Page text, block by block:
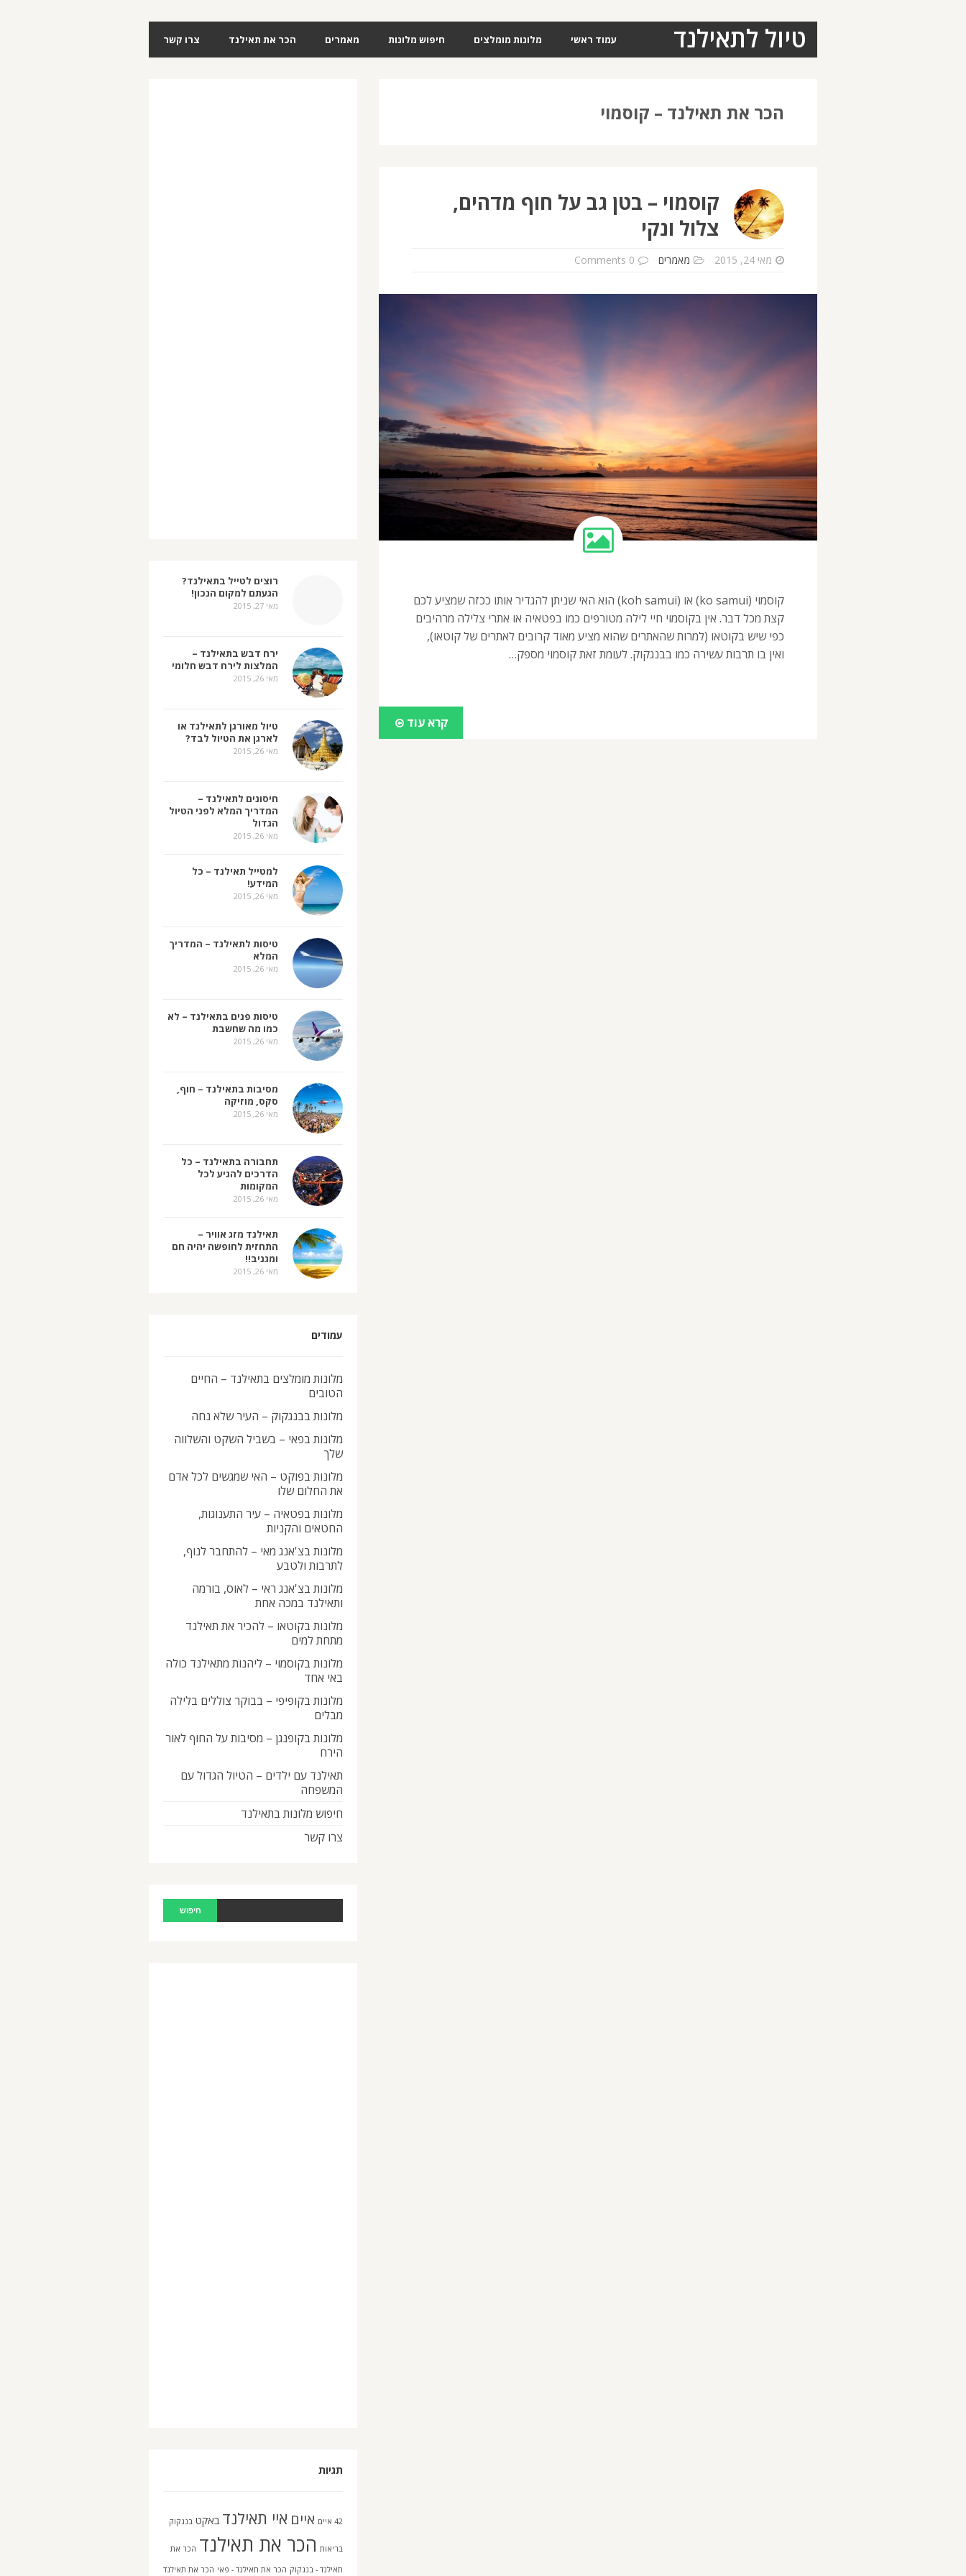
טיול לתאילנד עמוד ראשי מלונות מומלצים חיפוש מלונות מאמרים הכר את תאילנד צרו קשר
הכר את תאילנד – קוסמוי
קוסמוי – בטן גב על חוף מדהים,
צלול ונקי
מאי 24, 2015 מאמרים 0 Comments
קוסמוי (ko samui) או (koh samui) הוא האי שניתן להגדיר אותו ככזה שמציע לכם
קצת מכל דבר. אין בקוסמוי חיי לילה מטורפים כמו בפטאיה או אתרי צלילה מרהיבים
כפי שיש בקוטאו (למרות שהאתרים שהוא מציע מאוד קרובים לאתרים של קוטאו),
ואין בו תרבות עשירה כמו בבנגקוק. לעומת זאת קוסמוי מספק…
קרא עוד
רוצים לטייל בתאילנד?
הגעתם למקום הנכון!
מאי 27, 2015
ירח דבש בתאילנד –
המלצות לירח דבש חלומי
מאי 26, 2015
טיול מאורגן לתאילנד או
לארגן את הטיול לבד?
מאי 26, 2015
חיסונים לתאילנד –
המדריך המלא לפני הטיול
הגדול
מאי 26, 2015
למטייל תאילנד – כל
המידע!
מאי 26, 2015
טיסות לתאילנד – המדריך
המלא
מאי 26, 2015
טיסות פנים בתאילנד – לא
כמו מה שחשבת
מאי 26, 2015
מסיבות בתאילנד – חוף,
סקס, מוזיקה
מאי 26, 2015
תחבורה בתאילנד – כל
הדרכים להגיע לכל
המקומות
מאי 26, 2015
תאילנד מזג אוויר –
התחזית לחופשה יהיה חם
ומגניב!!
מאי 26, 2015
עמודים
מלונות מומלצים בתאילנד – החיים
הטובים
מלונות בבנגקוק – העיר שלא נחה
מלונות בפאי – בשביל השקט והשלווה
שלך
מלונות בפוקט – האי שמגשים לכל אדם
את החלום שלו
מלונות בפטאיה – עיר התענוגות,
החטאים והקניות
מלונות בצ'אנג מאי – להתחבר לנוף,
לתרבות ולטבע
מלונות בצ'אנג ראי – לאוס, בורמה
ותאילנד במכה אחת
מלונות בקוטאו – להכיר את תאילנד
מתחת למים
מלונות בקוסמוי – ליהנות מתאילנד כולה
באי אחד
מלונות בקופיפי – בבוקר צוללים בלילה
מבלים
מלונות בקופנגן – מסיבות על החוף לאור
הירח
תאילנד עם ילדים – הטיול הגדול עם
המשפחה
חיפוש מלונות בתאילנד
צרו קשר
תגיות
42 איים איים איי תאילנד באקט בנגקוק
בריאות הכר את תאילנד הכר את
תאילנד - בנגקוק הכר את תאילנד - פאי הכר את תאילנד